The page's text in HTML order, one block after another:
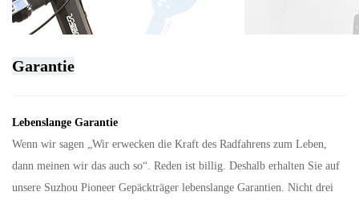
Garantie
Lebenslange Garantie
Wenn wir sagen „Wir erwecken die Kraft des Radfahrens zum Leben,
dann meinen wir das auch so“. Reden ist billig. Deshalb erhalten Sie auf
unsere Suzhou Pioneer Gepäckträger lebenslange Garantien. Nicht drei